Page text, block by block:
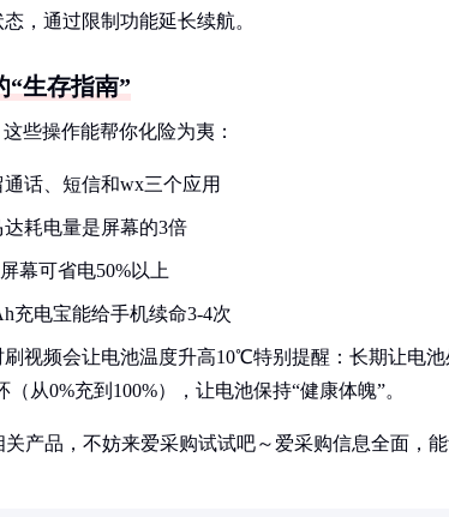
，通过限制功能延长续航。
“生存指南”
些操作能帮你化险为夷：
话、短信和wx三个应用
达耗电量是屏幕的3倍
幕可省电50%以上
充电宝能给手机续命3-4次
刷视频会让电池温度升高10℃特别提醒：长期让电
从0%充到100%），让电池保持“健康体魄”。
产品，不妨来爱采购试试吧～爱采购信息全面，能